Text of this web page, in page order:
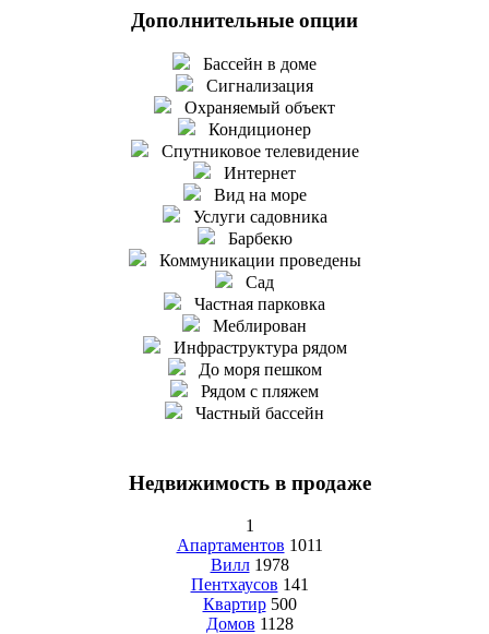
Дополнительные опции
Бассейн в доме
Сигнализация
Охраняемый объект
Кондиционер
Спутниковое телевидение
Интернет
Вид на море
Услуги садовника
Барбекю
Коммуникации проведены
Сад
Частная парковка
Меблирован
Инфраструктура рядом
До моря пешком
Рядом с пляжем
Частный бассейн
Недвижимость в продаже
1
Апартаментов 1011
Вилл 1978
Пентхаусов 141
Квартир 500
Домов 1128